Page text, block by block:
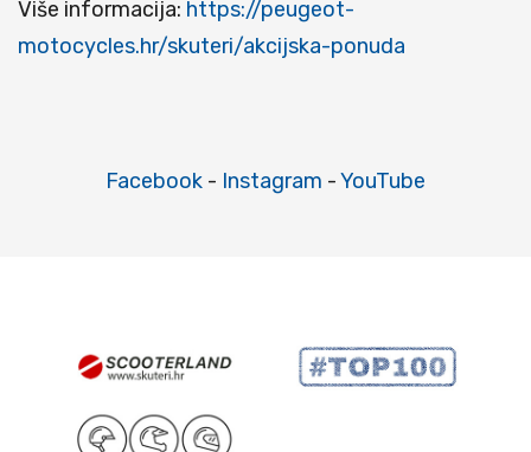
Više informacija: https://peugeot-
motocycles.hr/skuteri/akcijska-ponuda
Facebook - Instagram -YouTube